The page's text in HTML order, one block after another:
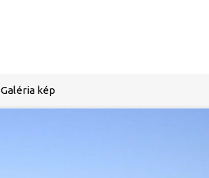
Galéria kép